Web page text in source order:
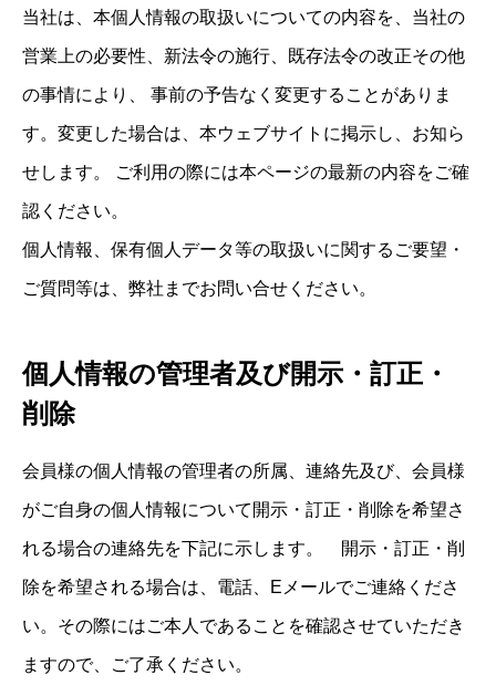
当社は、本個人情報の取扱いについての内容を、当社の
営業上の必要性、新法令の施行、既存法令の改正その他
の事情により、 事前の予告なく変更することがありま
す。変更した場合は、本ウェブサイトに掲示し、お知ら
せします。 ご利用の際には本ページの最新の内容をご確
認ください。
個人情報、保有個人データ等の取扱いに関するご要望・
ご質問等は、弊社までお問い合せください。
個人情報の管理者及び開示・訂正・
削除
会員様の個人情報の管理者の所属、連絡先及び、会員様
がご自身の個人情報について開示・訂正・削除を希望さ
れる場合の連絡先を下記に示します。 開示・訂正・削
除を希望される場合は、電話、Eメールでご連絡くださ
い。その際にはご本人であることを確認させていただき
ますので、ご了承ください。